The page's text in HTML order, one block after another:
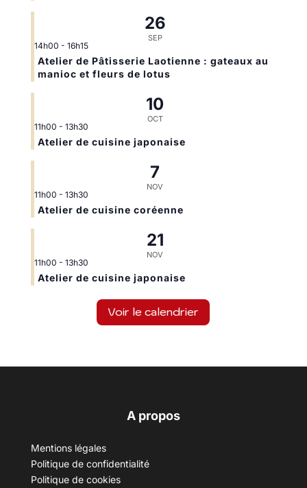
26
SEP
14h00 - 16h15
Atelier de Pâtisserie Laotienne : gateaux au
manioc et fleurs de lotus
10
OCT
11h00 - 13h30
Atelier de cuisine japonaise
7
NOV
11h00 - 13h30
Atelier de cuisine coréenne
21
NOV
11h00 - 13h30
Atelier de cuisine japonaise
Voir le calendrier
A propos
Mentions légales
Politique de confidentialité
Politique de cookies